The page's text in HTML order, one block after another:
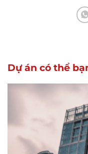
Dự án có thể